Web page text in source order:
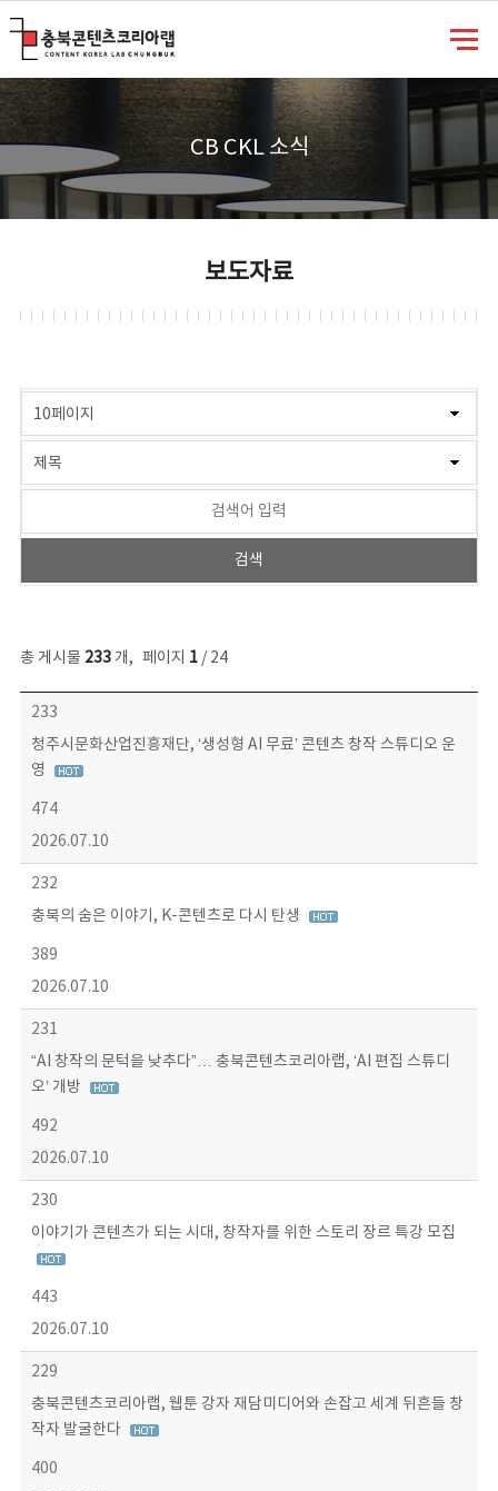
CB CKL 소식
보도자료
총 게시물 233개, 페이지 1/ 24
보도자료 목록 - 번호, 제목, 작성자, 파일, 조회수, 작성일 정보 제공
233
청주시문화산업진흥재단, ‘생성형 AI 무료’ 콘텐츠 창작 스튜디오 운
영
474
2026.07.10
232
충북의 숨은 이야기, K-콘텐츠로 다시 탄생
389
2026.07.10
231
“AI 창작의 문턱을 낮추다”… 충북콘텐츠코리아랩, ‘AI 편집 스튜디
오’ 개방
492
2026.07.10
230
이야기가 콘텐츠가 되는 시대, 창작자를 위한 스토리 장르 특강 모집
443
2026.07.10
229
충북콘텐츠코리아랩, 웹툰 강자 재담미디어와 손잡고 세계 뒤흔들 창
작자 발굴한다
400